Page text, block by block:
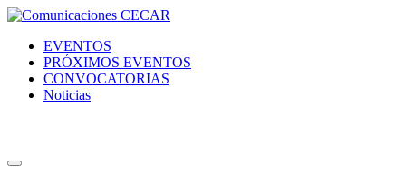
EVENTOS
PRÓXIMOS EVENTOS
CONVOCATORIAS
Noticias